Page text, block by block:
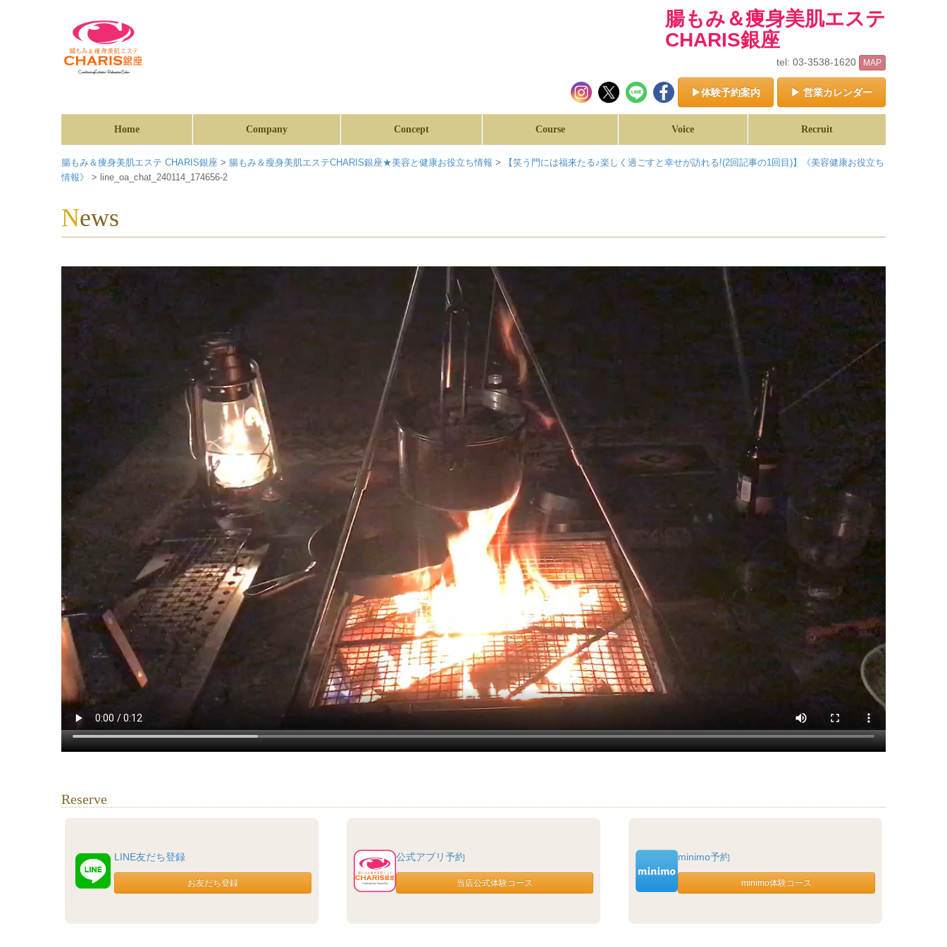
腸もみ＆痩身美肌エステ
CHARIS銀座
tel: 03-3538-1620 MAP
▶体験予約案内 ▶ 営業カレンダー
Home Company Concept Course Voice Recruit
腸もみ＆痩身美肌エステ CHARIS銀座 > 腸もみ＆瘦身美肌エステCHARIS銀座★美容と健康お役立ち情報 >
【笑う門には福来たる♪楽しく過ごすと幸せが訪れる!(2回記事の1回目)】《美容健康お役立ち
情報》
> line_oa_chat_240114_174656-2
News
Reserve
LINE友だち登録 公式アプリ予約 minimo予約